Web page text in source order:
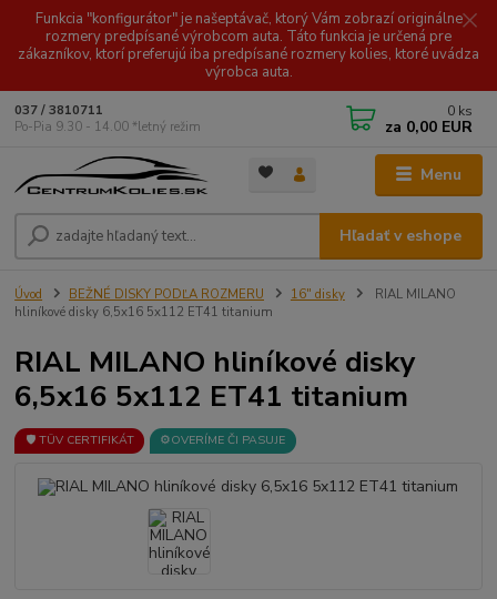
Funkcia "konfigurátor" je našeptávač, ktorý Vám zobrazí originálne
rozmery predpísané výrobcom auta. Táto funkcia je určená pre
zákazníkov, ktorí preferujú iba predpísané rozmery kolies, ktoré uvádza
výrobca auta.
Menu
Hľadať v eshope
037 / 3810711
Po-Pia 9.30 - 14.00 *letný režim
0 ks
za 0,00 EUR
Úvod BEŽNÉ DISKY PODĽA ROZMERU 16" disky
RIAL MILANO
hliníkové disky 6,5x16 5x112 ET41 titanium
RIAL MILANO hliníkové disky
6,5x16 5x112 ET41 titanium
🛡️ TÜV CERTIFIKÁT ⚙️OVERÍME ČI PASUJE